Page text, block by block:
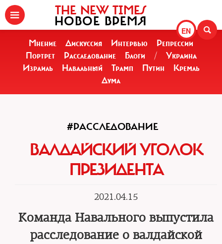
EN
THE NEW TIMES
НОВОЕ ВРЕМЯ
Мнение Дискуссия Интервью
Репрессии
Портрет
Расследование Блоги /
Украина
Израиль
Навальный Трамп Путин
Кремль
Дума
#РАССЛЕДОВАНИЕ
ВАЛДАЙСКИЙ УГОЛОК
ПРЕЗИДЕНТА
2021.04.15
Команда Навального выпустила
расследование о валдайской